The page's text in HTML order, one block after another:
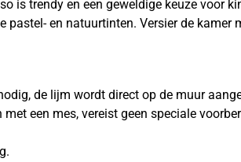
is trendy en een geweldige keuze voor
pastel- en natuurtinten. Versier de
de lijm wordt direct op de muur
een mes, vereist geen speciale